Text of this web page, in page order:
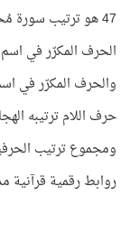
47 هو ترتيب سورة مُحمَّد في المصحف!
الحرف المكرّر في
والحرف المكرّر في
حرف اللام ترتيبه الهجائي رقم 23 وحرف
ومجموع ترتيب
روابط رقمية قرآنية